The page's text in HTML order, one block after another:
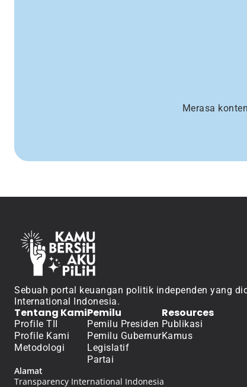
Merasa
Sebuah portal keuangan politik independen yang
International Indonesia.
Tentang Kami
Profile TII
Profile Kami
Metodologi
Pemilu
Pemilu Presiden
Pemilu Gubernur
Legislatif
Partai
Resources
Publikasi
Kamus
Alamat
Transparency International Indonesia